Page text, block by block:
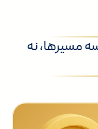
مسیرها، نه